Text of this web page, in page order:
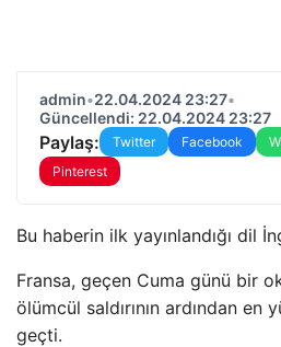
admin•22.04.2024 23:27•
Güncellendi: 22.04.2024 23:27
Paylaş: Twitter Facebook
Pinterest
Bu haberin ilk yayınlandığı dil
Fransa, geçen Cuma günü bir
ölümcül saldırının ardından en
geçti.